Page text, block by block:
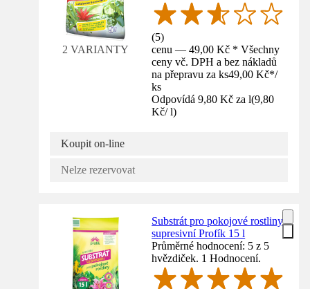
2 VARIANTY
(5)
cenu — 49,00 Kč * Všechny
ceny vč. DPH a bez nákladů
na přepravu za ks49,00 Kč*/
ks
Odpovídá 9,80 Kč za l(9,80
Kč/ l)
Koupit on-line
Nelze rezervovat
Substrát pro pokojové rostliny
supresivní Profík 15 l
Průměrné hodnocení: 5 z 5
hvězdiček. 1 Hodnocení.